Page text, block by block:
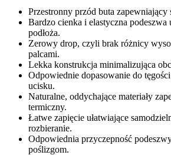
Przestronny przód buta zapewniający
Bardzo cienka i elastyczna
podłoża.
Zerowy drop, czyli brak różnicy
palcami.
Lekka konstrukcja minimalizująca
Odpowiednie dopasowanie do
ucisku.
Naturalne, oddychające materiały
termiczny.
Łatwe zapięcie ułatwiające
rozbieranie.
Odpowiednia przyczepność
poślizgom.